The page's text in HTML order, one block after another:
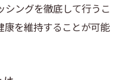
シングを徹底して行うこ
康を維持することが可能